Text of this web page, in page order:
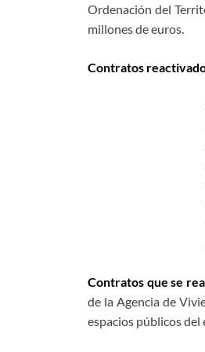
Ordenación del
millones de euros.
Contratos
Contratos que se
de la Agencia de
espacios públicos del